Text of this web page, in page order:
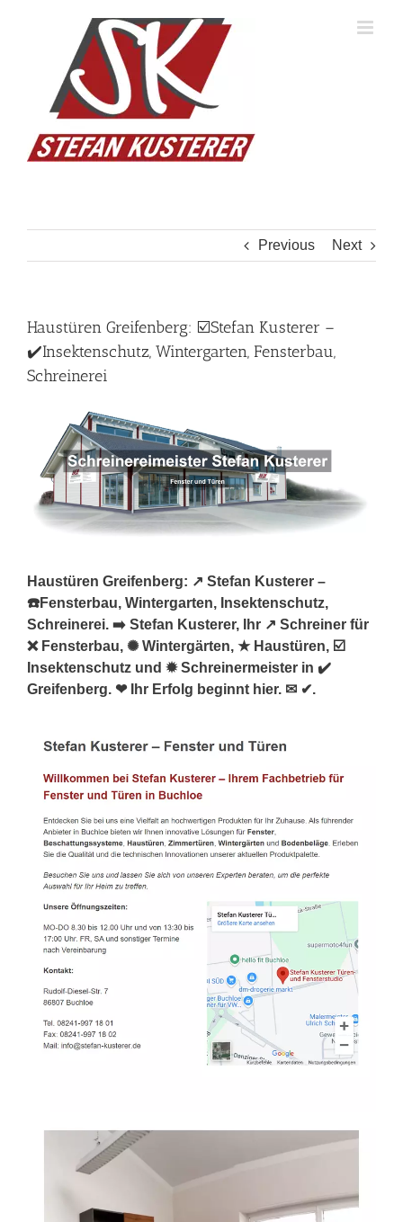
Previous Next
Haustüren Greifenberg: ☑️Stefan Kusterer –
✔️Insektenschutz, Wintergarten, Fensterbau,
Schreinerei
Haustüren Greifenberg: ↗️ Stefan Kusterer –
☎️Fensterbau, Wintergarten, Insektenschutz,
Schreinerei. ➡️ Stefan Kusterer, Ihr ↗️ Schreiner für
❌ Fensterbau, ✺ Wintergärten, ★ Haustüren, ☑️
Insektenschutz und ✹ Schreinermeister in ✔️
Greifenberg. ❤ Ihr Erfolg beginnt hier. ✉ ✔.